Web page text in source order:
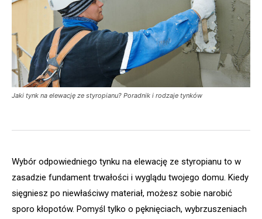
Jaki tynk na elewację ze styropianu? Poradnik i rodzaje tynków
Wybór odpowiedniego tynku na elewację ze styropianu to w
zasadzie fundament trwałości i wyglądu twojego domu. Kiedy
sięgniesz po niewłaściwy materiał, możesz sobie narobić
sporo kłopotów. Pomyśl tylko o pęknięciach, wybrzuszeniach